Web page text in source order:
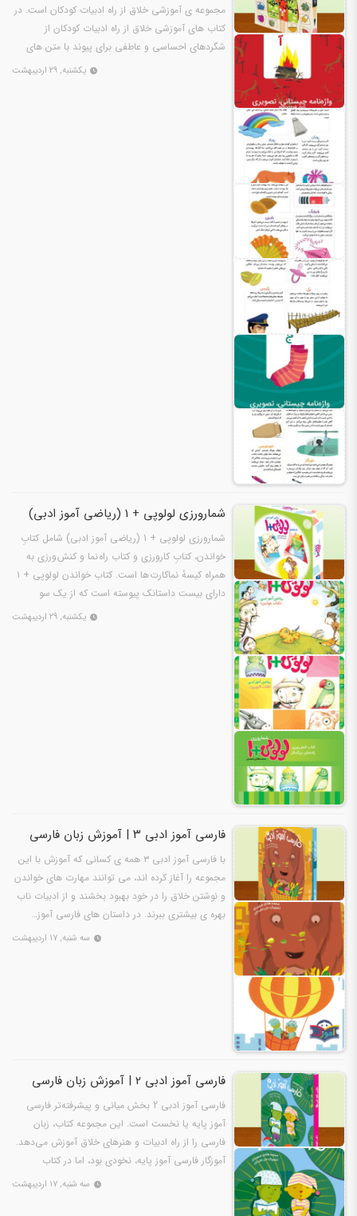
مجموعه ى آموزشى خلاق از راه ادبیات کودکان است. در
کتاب هاى آموزشى خلاق از راه ادبیات کودکان از
شگردهاى احساسى و عاطفى براى پيوند با متن هاى
یکشنبه, ۲۹ اردیبهشت
شمارورزی لولوپی + 1 (ریاضی آموز ادبی)
شمارورزی لولوپی + 1 (ریاضی آموز ادبی) شامل کتابِ
خواندن، کتابِ کارورزی و کتاب راه نما و کنش ورزی به
همراه کیسهٔ نماکارت ها است. کتاب خواندن لولوپی + ۱
دارای بیست داستانک پیوسته است که از یک سو
یکشنبه, ۲۹ اردیبهشت
فارسی آموز ادبی ۳ | آموزش زبان فارسی
با فارسی آموز ادبی ۳ همه ی کسانی که آموزش با این
مجموعه را آغاز کرده اند، می توانند مهارت های خواندن
و نوشتن خلاق را در خود بهبود بخشند و از ادبیات ناب
بهره ی بیشتری ببرند. در داستان های فارسی آموز…
سه شنبه, ۱۷ اردیبهشت
فارسی آموز ادبی 2 | آموزش زبان فارسی
فارسی آموز ادبی 2 بخش ميانى و پيشرفته‌تر فارسى‌
آموز پايه يا نخست است. اين مجموعه کتاب، زبان
فارسى را از راه ادبيات و هنرهاى خلاق آموزش مى‌دهد.
آموزگار فارسى‌ آموز پايه، نخودى بود، اما در کتاب
سه شنبه, ۱۷ اردیبهشت